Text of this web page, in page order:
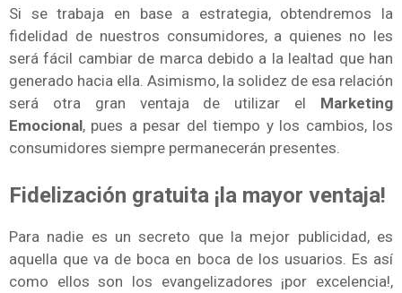
Si se trabaja en base a estrategia, obtendremos la
fidelidad de nuestros consumidores, a quienes no les
será fácil cambiar de marca debido a la lealtad que han
generado hacia ella. Asimismo, la solidez de esa relación
será otra gran ventaja de utilizar el Marketing
Emocional, pues a pesar del tiempo y los cambios, los
consumidores siempre permanecerán presentes.
Fidelización gratuita ¡la mayor ventaja!
Para nadie es un secreto que la mejor publicidad, es
aquella que va de boca en boca de los usuarios. Es así
como ellos son los evangelizadores ¡por excelencia!,